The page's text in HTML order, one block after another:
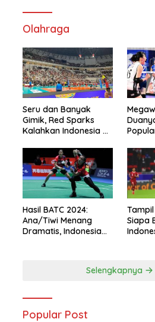
Olahraga
Seru dan Banyak
Gimik, Red Sparks
Kalahkan Indonesia All
Hasil BATC 2024:
Ana/Tiwi Menang
Dramatis, Indonesia
Siapa
Selengkapnya
Popular Post